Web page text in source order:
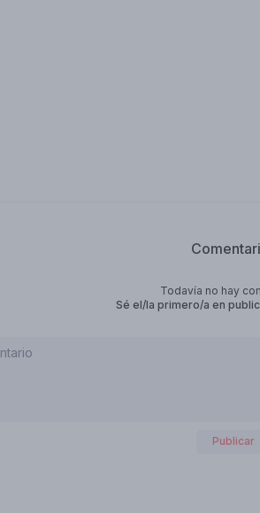
Todavía no hay
Sé el/la primero/a en
Publicar